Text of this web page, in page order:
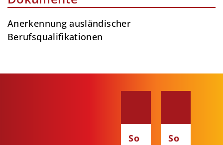
Anerkennung ausländischer
Berufsqualifikationen
So
So